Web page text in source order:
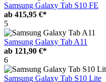
Samsung Galaxy Tab S10 FE
ab 415,95 €*
5
Samsung Galaxy Tab A11
ab 121,90 €*
6
Samsung Galaxy Tab S10 Lite